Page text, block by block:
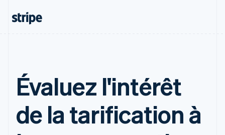
Évaluez l'intérêt
de la tarification à